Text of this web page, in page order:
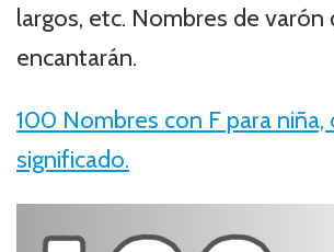
largos, etc. Nombres de varón
encantarán.
100 Nombres con F para niña,
significado.